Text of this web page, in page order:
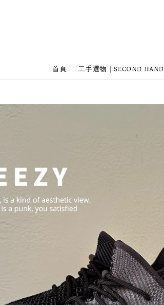
首頁 二手選物｜SECOND HAND